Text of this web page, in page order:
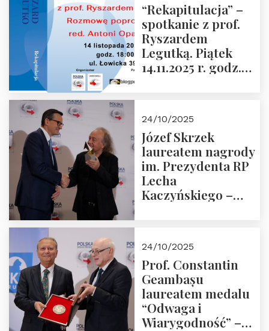
“Rekapitulacja” –
spotkanie z prof.
Ryszardem
Legutką. Piątek
14.11.2025 r. godz.
24/10/2025
Józef Skrzek
laureatem nagrody
im. Prezydenta RP
Lecha
Kaczyńskiego –
24/10/2025
Prof. Constantin
Geambașu
laureatem medalu
“Odwaga i
Wiarygodność” –